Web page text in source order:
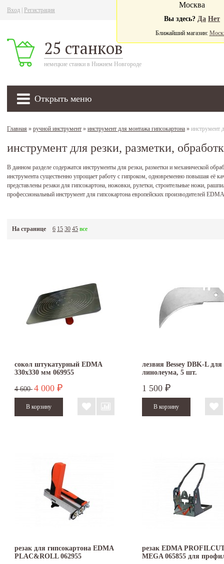
Вход Регистрация
25 станков
немецкие станки в Нижнем Новгороде
Открыть меню
Москва
Вы здесь? Да Нет
Ближайший магазин:
Главная » ручной инструмент » инструмент для монтажа гипсокартона » инструмент
инструмент для резки, разметки,
В данном разделе содержатся инструменты для резки, разметки и механической
инструмента существенно упрощает работу с гипроком, одновременно повышая её
представлены резаки для гипсокартона, ножовки, рулетки, строительные ножи,
профессиональный инструмент для гипсокартона европейских производителей
На странице 6 15 30 45 все
сокол штукатурный EDMA
330х330 мм 069955
4 600 4 000 ₽
лезвия Bessey DBK-L для
линолеума, 5 шт.
1 500 ₽
резак для гипсокартона EDMA
PLAC&ROLL 062955
резак EDMA
MEGA 065855 для